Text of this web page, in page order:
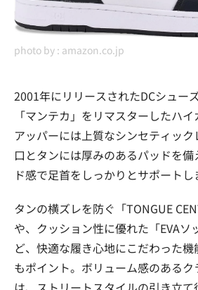
photo by : amazon.co.jp
2001年にリリースされたDCシュー
「マンテカ」をリマスターしたハイ
アッパーには上質なシンセティッ
口とタンには厚みのあるパッドを
ド感で足首をしっかりとサポートし
タンの横ズレを防ぐ「TONGUE
や、クッション性に優れた「EVAソ
ど、快適な履き心地にこだわった
もポイント。ボリューム感のある